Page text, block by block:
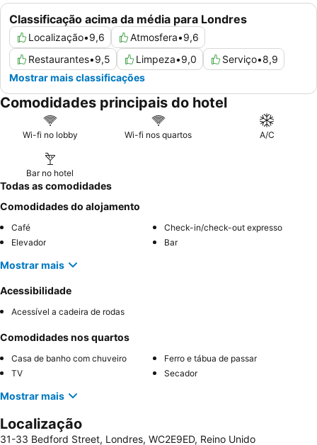
Classificação acima da média para Londres
Localização•9,6 Atmosfera•9,6
Restaurantes•9,5 Limpeza•9,0 Serviço•8,9
Mostrar mais classificações
Comodidades principais do hotel
Wi-fi no lobby Wi-fi nos quartos A/C
Bar no hotel
Todas as comodidades
Comodidades do alojamento
Café
Check-in/check-out expresso
Elevador
Bar
Mostrar mais
Acessibilidade
Acessível a cadeira de rodas
Comodidades nos quartos
Casa de banho com chuveiro
Ferro e tábua de passar
TV
Secador
Mostrar mais
Localização
31-33 Bedford Street, Londres, WC2E9ED, Reino Unido